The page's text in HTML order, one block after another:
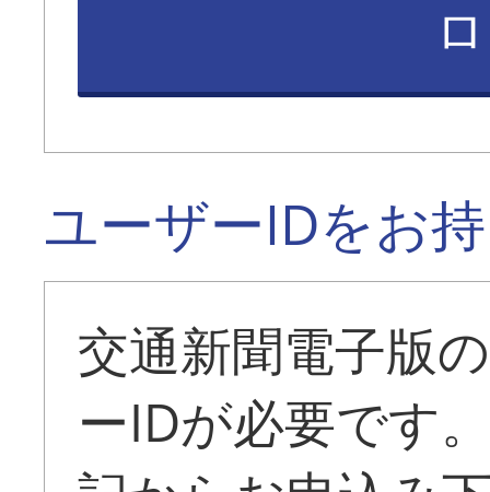
ユーザーIDをお
交通新聞電子版
ーIDが必要です